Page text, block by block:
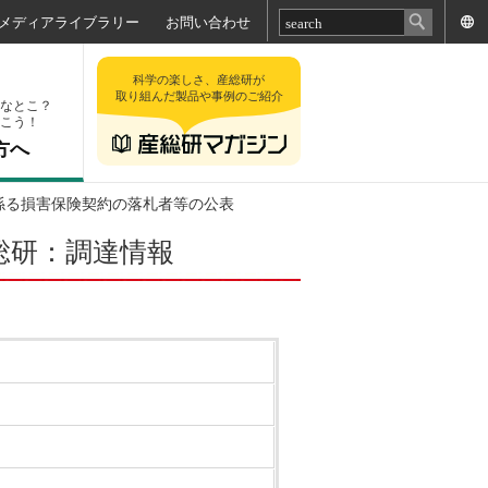
メディアライブラリー お問い合わせ
とこ？
う！
へ
科学の楽しさ、産総研が
取り組んだ製品や事例のご紹介
損害保険契約の落札者等の公表
：調達情報